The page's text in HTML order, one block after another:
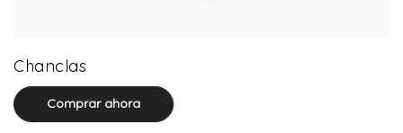
Chanclas
Comprar ahora